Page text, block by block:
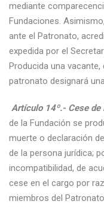
mediante
Fundaciones.
ante el Patronato,
expedida por el
Producida una
patronato designará
Artículo 14º.- Cese de
de la Fundación se
muerte o declaración
de la persona jurídica;
incompatibilidad, de
cese en el cargo por
miembros del